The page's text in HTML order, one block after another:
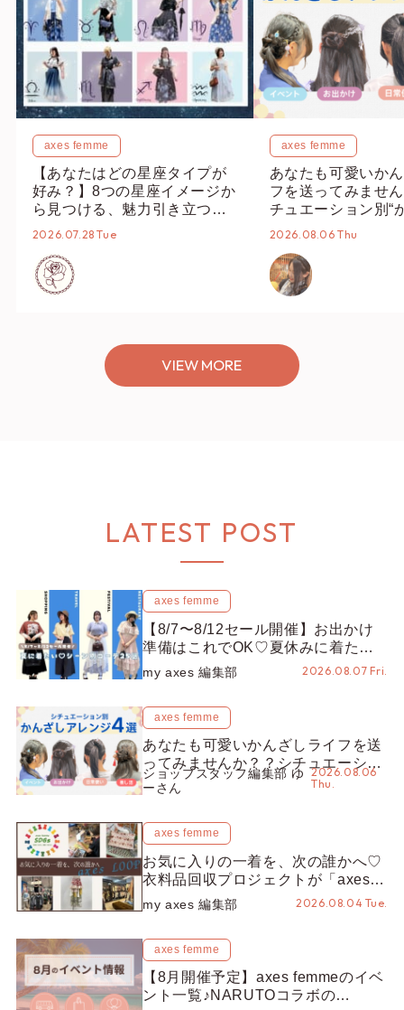
axes femme
【あなたはどの星座タイプが
好み？】8つの星座イメージか
ら見つける、魅力引き立つス
タイリング♡
2026.07.28 Tue
axes femme
あなたも可愛いか
フを送ってみませ
チュエーション別“
オススメ【ショッ
2026.08.06 Thu
VIEW MORE
LATEST POST
axes femme
【8/7〜8/12セール開催】お出かけ
準備はこれでOK♡夏休みに着たい
コーデ25選をシーン別に徹底解説！
my axes 編集部 2026.08.07 Fri.
axes femme
あなたも可愛いかんざしライフを送
ってみませんか？？シチュエーショ
ン別“かんざし”のオススメ【ショッ
プスタッフ編集部】
ショップスタッフ編集部 ゆ
ーさん
2026.08.06
Thu.
axes femme
お気に入りの一着を、次の誰かへ♡
衣料品回収プロジェクトが「axes
LOOP」にアップデート！活用する
とポイントが手に入る◎
my axes 編集部 2026.08.04 Tue.
axes femme
【8月開催予定】axes femmeのイベ
ント一覧♪NARUTOコラボの